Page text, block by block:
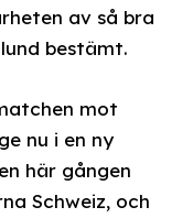
av så bra
bestämt.
mot
nu i en ny
här gången
Schweiz, och